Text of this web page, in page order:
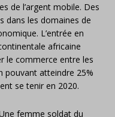
de l’argent mobile. Des
dans les domaines de
L’entrée en
africaine
le commerce entre les
pouvant atteindre 25%
se tenir en 2020.